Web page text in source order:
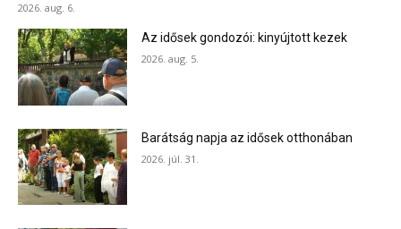
2026. aug. 6.
Az idősek gondozói: kinyújtott kezek
2026. aug. 5.
Barátság napja az idősek otthonában
2026. júl. 31.